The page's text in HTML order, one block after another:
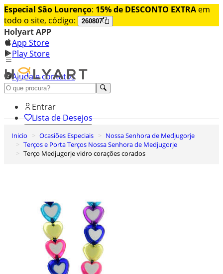
Especial São Lourenço: 15% de DESCONTO EXTRA em
todo o site, código:
260807
Holyart APP
App Store
Play Store
Ajuda e contatos
Conheça premium
Entrar
Lista de Desejos
0
Carrinho de Compras
Inicio Ocasiões Especiais
Nossa Senhora de Medjugorje
Terços e Porta Terços Nossa Senhora de Medjugorje
Terço Medjugorje vidro corações corados